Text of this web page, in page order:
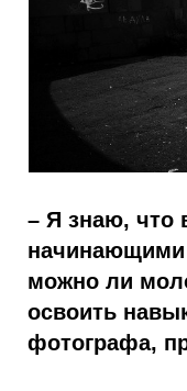
– Я знаю, что
начинающими
можно ли
освоить
фотографа,